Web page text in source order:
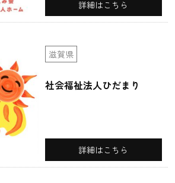
詳細はこちら
滋賀県
社会福祉法人ひだまり
詳細はこちら